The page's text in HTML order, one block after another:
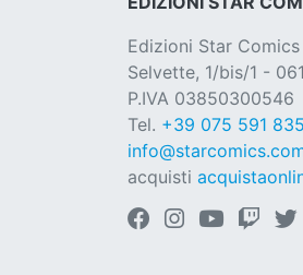
Edizioni Star
Selvette, 1/bis/1 -
P.IVA 03850300546
Tel. +39 075 591
acquisti